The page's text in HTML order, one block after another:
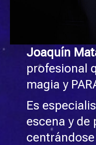
Joaquín
profesional
magia y
Es
escena y de